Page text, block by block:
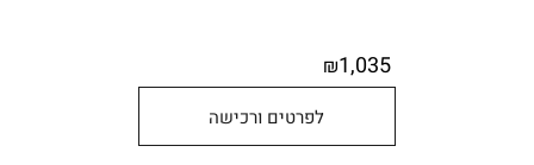
₪1,035
לפרטים ורכישה